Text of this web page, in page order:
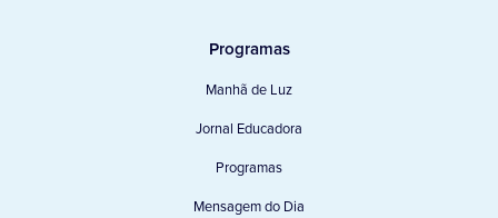
Programas
Manhã de Luz
Jornal Educadora
Programas
Mensagem do Dia